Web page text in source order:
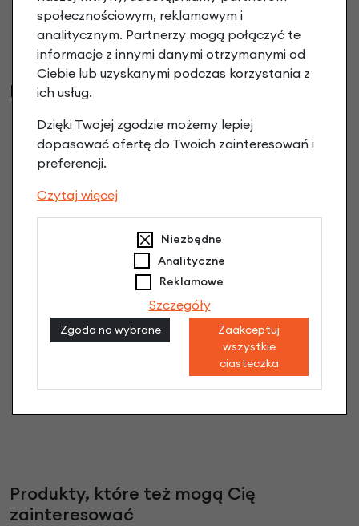
Najczęściej kupowane
Sakwa na ramę rowerową Topeak MidLoader
4,5 litry
Produkty, które też mogą Cię
zainteresować
społecznościowym, reklamowym i
analitycznym. Partnerzy mogą połączyć te
informacje z innymi danymi otrzymanymi od
Ciebie lub uzyskanymi podczas korzystania z
ich usług.
Dzięki Twojej zgodzie możemy lepiej
dopasować ofertę do Twoich zainteresowań i
preferencji.
Czytaj więcej
Niezbędne
Analityczne
Reklamowe
Szczegóły
Zgoda na wybrane
Zaakceptuj
wszystkie
ciasteczka